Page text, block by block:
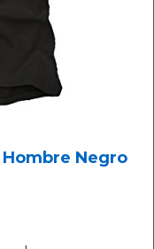
Hombre Negro